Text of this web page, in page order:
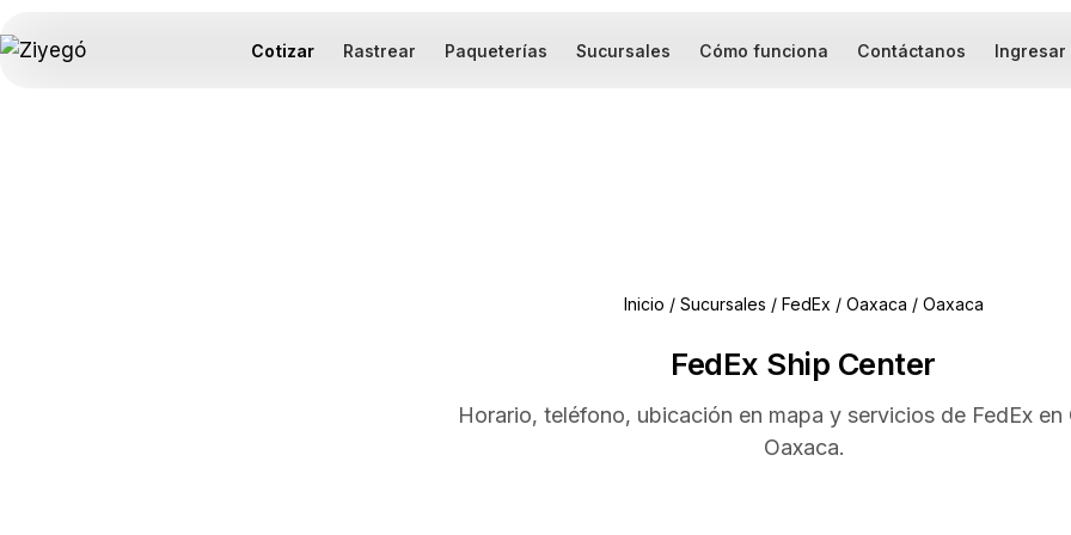
Cotizar Rastrear Paqueterías Sucursales Cómo funciona Contáctanos Ingresar
Inicio / Sucursales / FedEx / Oaxaca / Oaxaca
FedEx Ship Center
Horario, teléfono, ubicación en mapa y servicios de FedEx en
Oaxaca.